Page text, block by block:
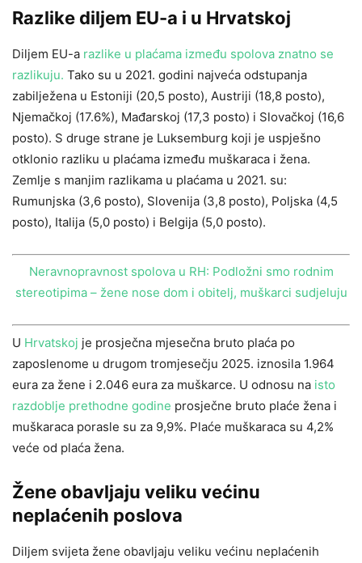
Razlike diljem EU-a i u Hrvatskoj
Diljem EU-a razlike u plaćama između spolova znatno se
razlikuju. Tako su u 2021. godini najveća odstupanja
zabilježena u Estoniji (20,5 posto), Austriji (18,8 posto),
Njemačkoj (17.6%), Mađarskoj (17,3 posto) i Slovačkoj (16,6
posto). S druge strane je Luksemburg koji je uspješno
otklonio razliku u plaćama između muškaraca i žena.
Zemlje s manjim razlikama u plaćama u 2021. su:
Rumunjska (3,6 posto), Slovenija (3,8 posto), Poljska (4,5
posto), Italija (5,0 posto) i Belgija (5,0 posto).
Neravnopravnost spolova u RH: Podložni smo rodnim
stereotipima – žene nose dom i obitelj, muškarci sudjeluju
U Hrvatskoj je prosječna mjesečna bruto plaća po
zaposlenome u drugom tromjesečju 2025. iznosila 1.964
eura za žene i 2.046 eura za muškarce. U odnosu na isto
razdoblje prethodne godine prosječne bruto plaće žena i
muškaraca porasle su za 9,9%. Plaće muškaraca su 4,2%
veće od plaća žena.
Žene obavljaju veliku većinu
neplaćenih poslova
Diljem svijeta žene obavljaju veliku većinu neplaćenih